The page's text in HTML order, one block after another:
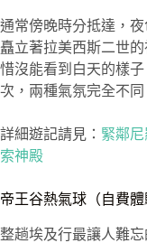
通常傍晚時分抵達，
矗立著拉美西斯二世
惜沒能看到白天的樣
次，兩種氣氛完全不同
詳細遊記請見： 緊鄰
索神殿
帝王谷熱氣球（自費體
整趟埃及行最讓人難